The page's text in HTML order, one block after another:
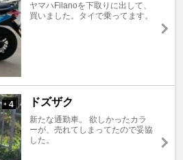
ヤマハFilanoを下取りに出して、
買いました。タイで乗ってます。
+ 4 ドズザク
新たな通勤車。 欲しかったカラ
ーが、売れてしまってたので妥協
した。